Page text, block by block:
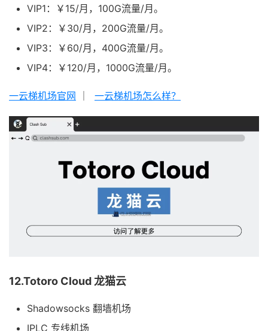
VIP1：￥15/月，100G流量/月。
VIP2：￥30/月，200G流量/月。
VIP3：￥60/月，400G流量/月。
VIP4：￥120/月，1000G流量/月。
一云梯机场官网 一云梯机场怎么样？
12.Totoro Cloud 龙猫云
Shadowsocks 翻墙机场
IPLC 专线机场